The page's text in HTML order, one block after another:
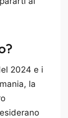
2024 e i
la